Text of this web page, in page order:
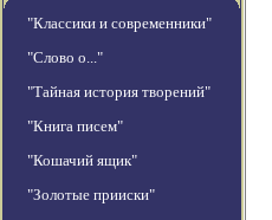
"Классики и современники"
"Слово о..."
"Тайная история творений"
"Книга писем"
"Кошачий ящик"
"Золотые прииски"